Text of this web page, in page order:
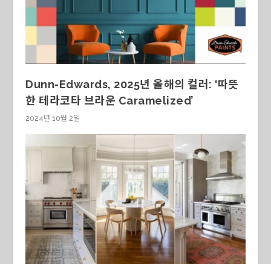
Dunn-Edwards, 2025년 올해의 컬러: ‘따뜻
한 테라코타 브라운 Caramelized’
2024년 10월 2일